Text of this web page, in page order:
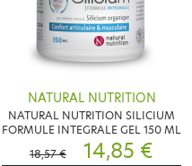
NATURAL NUTRITION
NATURAL NUTRITION SILICIUM
FORMULE INTEGRALE GEL 150 ML
18,57 €
14,85 €